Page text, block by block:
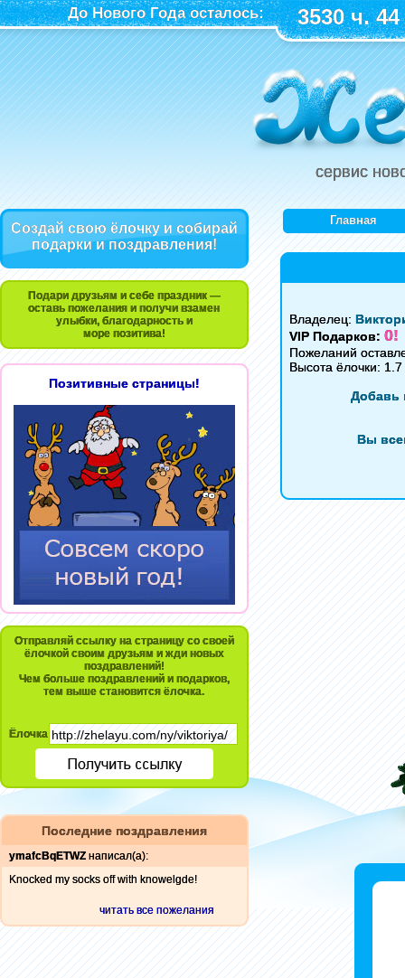
До Нового Года осталось: 3530 ч.
сервис
Создай свою ёлочку и собирай
подарки и поздравления!
Подари друзьям и себе праздник —
оставь пожелания и получи взамен
улыбки, благодарность и
море позитива!
Позитивные страницы!
Отправляй ссылку на страницу со своей
ёлочкой своим друзьям и жди новых
поздравлений!
Чем больше поздравлений и подарков,
тем выше становится ёлочка.
Ёлочка
Последние поздравления
ymafcBqETWZ написал(а):
Knocked my socks off with knowelgde!
читать все пожелания
Главная
Владелец:
VIP Подарков: 0!
Пожеланий
Высота ёлочки:
Добавь
Вы